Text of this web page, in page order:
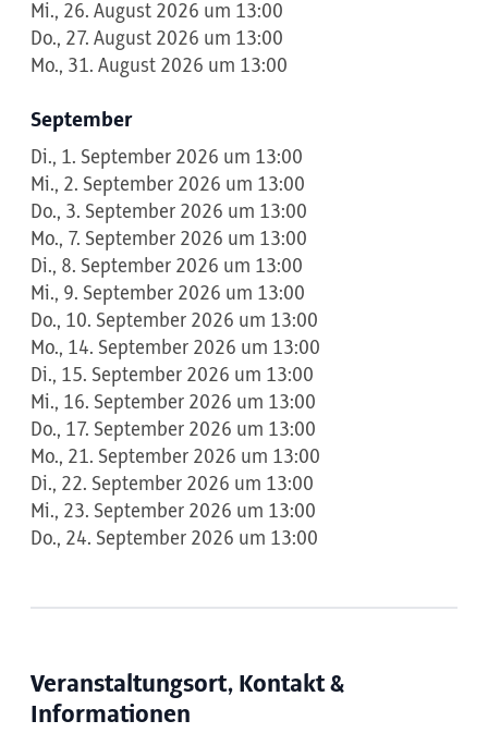
Mi., 26. August 2026 um 13:00
Do., 27. August 2026 um 13:00
Mo., 31. August 2026 um 13:00
September
Di., 1. September 2026 um 13:00
Mi., 2. September 2026 um 13:00
Do., 3. September 2026 um 13:00
Mo., 7. September 2026 um 13:00
Di., 8. September 2026 um 13:00
Mi., 9. September 2026 um 13:00
Do., 10. September 2026 um 13:00
Mo., 14. September 2026 um 13:00
Di., 15. September 2026 um 13:00
Mi., 16. September 2026 um 13:00
Do., 17. September 2026 um 13:00
Mo., 21. September 2026 um 13:00
Di., 22. September 2026 um 13:00
Mi., 23. September 2026 um 13:00
Do., 24. September 2026 um 13:00
Veranstaltungsort, Kontakt &
Informationen